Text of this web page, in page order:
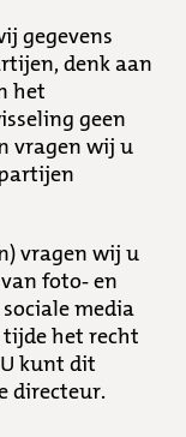
gegevens
denk aan
het
geen
vragen wij u
vragen wij u
foto- en
media
het recht
kunt dit
directeur.